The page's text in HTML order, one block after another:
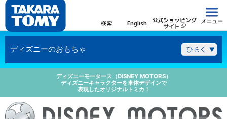
検索 English 公式ショッピング
サイト
メニュー
ディズニーのおもちゃ
ディズニーモータース（DISNEY MOTORS）
ディズニーキャラクターを車体デザインで
表現したオリジナルトミカ！